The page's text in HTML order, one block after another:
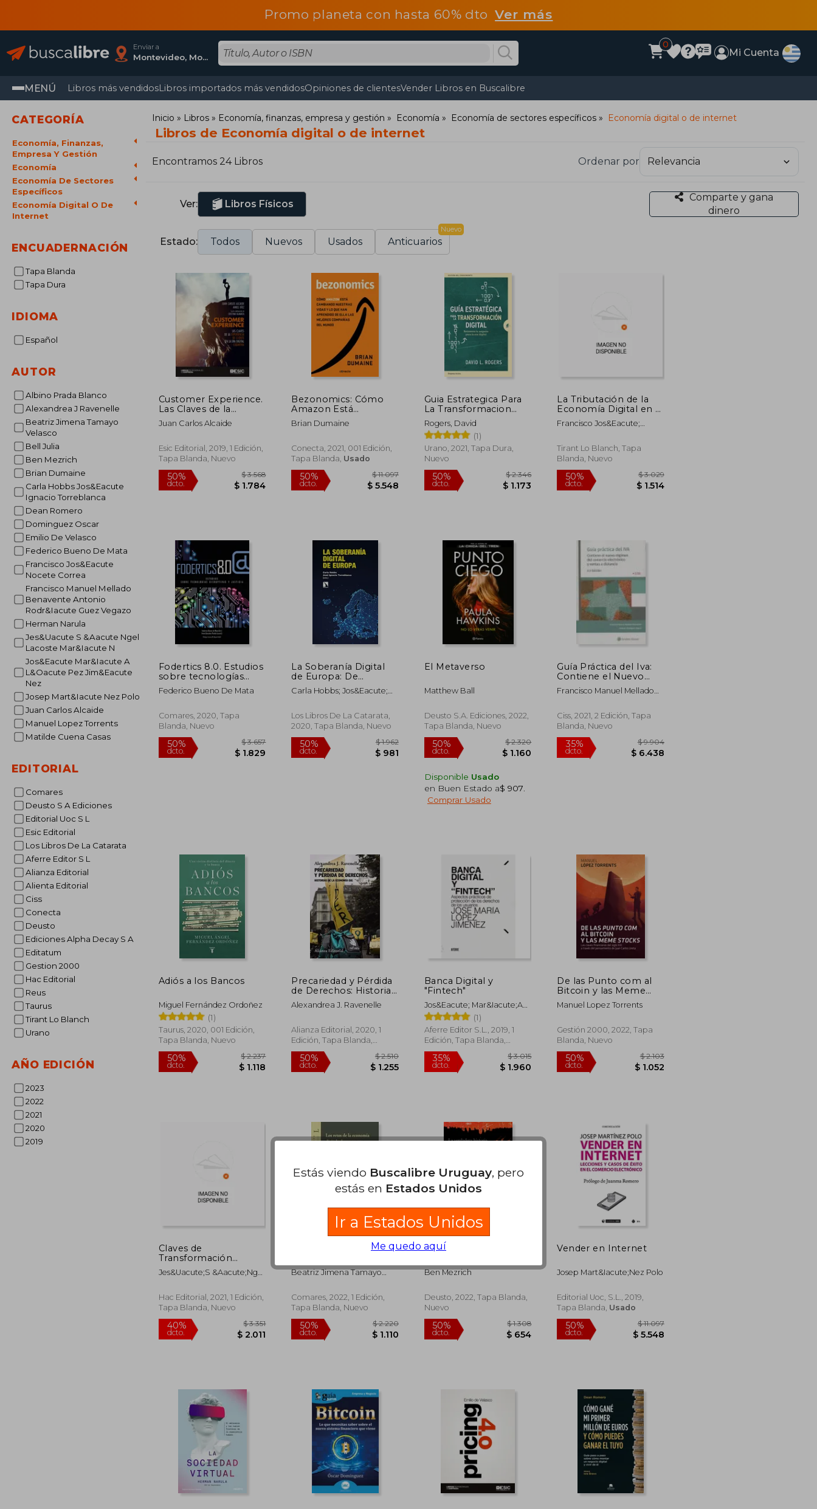
Promo planeta con hasta 60% dtoVer más
Enviar a
Montevideo, Montevideo
0
Mi Cuenta
MENÚ Libros más vendidosLibros importados más vendidosOpiniones de clientesVender Libros en Buscalibre
CATEGORÍA
Economía, Finanzas,
Empresa Y Gestión
Economía
Economía De Sectores
Específicos
Economía Digital O De
Internet
ENCUADERNACIÓN
Tapa Blanda
Tapa Dura
IDIOMA
Español
AUTOR
Albino Prada Blanco
Alexandrea J Ravenelle
Beatriz Jimena Tamayo
Velasco
Bell Julia
Ben Mezrich
Brian Dumaine
Carla Hobbs Jos&Eacute
Ignacio Torreblanca
Dean Romero
Dominguez Oscar
Emilio De Velasco
Federico Bueno De Mata
Francisco Jos&Eacute
Nocete Correa
Francisco Manuel Mellado
Benavente Antonio
Rodr&Iacute Guez Vegazo
Herman Narula
Jes&Uacute S &Aacute Ngel
Lacoste Mar&Iacute N
Jos&Eacute Mar&Iacute A
L&Oacute Pez Jim&Eacute
Nez
Josep Mart&Iacute Nez Polo
Juan Carlos Alcaide
Manuel Lopez Torrents
Matilde Cuena Casas
EDITORIAL
Comares
Deusto S A Ediciones
Editorial Uoc S L
Esic Editorial
Los Libros De La Catarata
Aferre Editor S L
Alianza Editorial
Alienta Editorial
Ciss
Conecta
Deusto
Ediciones Alpha Decay S A
Editatum
Gestion 2000
Hac Editorial
Reus
Taurus
Tirant Lo Blanch
Urano
AÑO EDICIÓN
2023
2022
2021
2020
2019
Inicio Libros Economía, finanzas, empresa y gestión Economía Economía de sectores específicos Economía digital o de internet
Libros de Economía digital o de internet
Encontramos 24 Libros Ordenar por
Ver: Libros Físicos
Comparte y gana
dinero
Estado: Todos Nuevos Usados Anticuarios
Nuevo
Customer Experience.
Las Claves de la
Experiencia de Cliente
en la era Digital c
Juan Carlos Alcaide
Esic Editorial, 2019, 1 Edición,
Tapa Blanda, Nuevo
Bezonomics: Cómo
Amazon Está
Cambiando Nuestras
Vidas y qué han
Mejores Empresas del
Mundo (Conecta)
Brian Dumaine
Conecta, 2021, 001 Edición,
Tapa Blanda, Usado
$ 5.548
Guia Estrategica Para
La Transformacion
Digital
Rogers, David
(1)
Urano, 2021, Tapa Dura,
Nuevo
$ 1.173
La Tributación de la
Economía Digital en el
Contexto
Internacional,
(Temática Tirant
Tributario)
Francisco Jos&Eacute;
Tirant Lo Blanch, Tapa
Blanda, Nuevo
Fodertics 8.0. Estudios
sobre tecnologías
disruptivas y justicia
Federico Bueno De Mata
Comares, 2020, Tapa
Blanda, Nuevo
La Soberanía Digital
de Europa: De
Regulador a
Superpotencia en la
Entre Estados Unidos
y China
Carla Hobbs; Jos&Eacute;
Los Libros De La Catarata,
2020, Tapa Blanda, Nuevo
El Metaverso
Matthew Ball
Deusto S.A. Ediciones, 2022,
Tapa Blanda, Nuevo
Disponible Usado
en Buen Estado a$ 907
Comprar Usado
Guía Práctica del Iva:
Contiene el Nuevo
Régimen del
Comercio Electrónico
Francisco Manuel Mellado
Rodr&Iacute;Guez Vegazo
Ciss, 2021, 2 Edición, Tapa
Blanda, Nuevo
Adiós a los Bancos
Miguel Fernández Ordoñez
(1)
Taurus, 2020, 001 Edición,
Tapa Blanda, Nuevo
$ 2.237
Precariedad y Pérdida
de Derechos: Historias
de la Economía gig
(Alianza Ensayo)
Alexandrea J. Ravenelle
Alianza Editorial, 2020, 1
Edición, Tapa Blanda,
Nuevo
50%
dcto.
$ 2.510
$ 1.255
Banca Digital y
"Fintech"
Jos&Eacute; Mar&Iacute;A
L&Oacute;Pez
Jim&Eacute;Nez
(1)
Aferre Editor S.L., 2019, 1
Edición, Tapa Blanda,
Nuevo
35% $ 3.015
$ 1.960
De las Punto com al
Bitcoin y las Meme
Stocks
Manuel Lopez Torrents
Gestión 2000, 2022, Tapa
Blanda, Nuevo
50%
dcto.
Claves de
Transformación
Digital: Cómo
Evolucionar y
Digital: 3 (Influyentes)
Jes&Uacute;S &Aacute;Ngel
Hac Editorial, 2021, 1 Edición,
Tapa Blanda, Nuevo
40%
dcto.
Propuesta de "Ley de
Mercados Digitales" de
Beatriz Jimena Tamayo
Comares, 2022, 1 Edición,
Tapa Blanda, Nuevo
50%
dcto. $ 1.110
La red antisocial
Ben Mezrich
Deusto, 2022, Tapa Blanda,
Nuevo
50%
dcto.
$ 1.308
Vender en Internet
Josep Mart&Iacute;Nez Polo
Editorial Uoc, S.L., 2019,
Tapa Blanda, Usado
50%
dcto.
Estás viendo Buscalibre Uruguay, pero
estás en Estados Unidos
Ir a Estados Unidos
Me quedo aquí